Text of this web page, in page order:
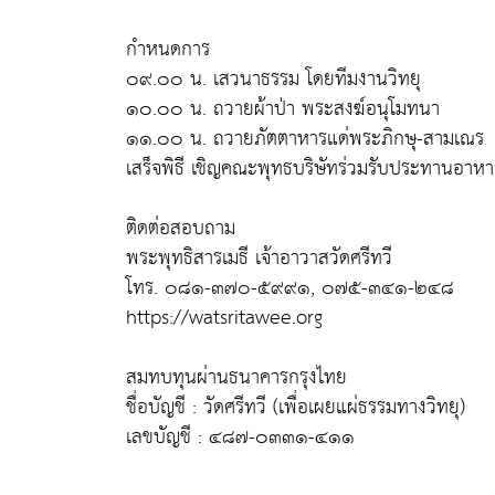
กำหนดการ
๐๙.๐๐ น. เสวนาธรรม โดยทีมงานวิทยุ
๑๐.๐๐ น. ถวายผ้าป่า พระสงฆ์อนุโมทนา
๑๑.๐๐ น. ถวายภัตตาหารแด่พระภิกษุ-สามเณร
เสร็จพิธี เชิญคณะพุทธบริษัทร่วมรับประทานอาห
ติดต่อสอบถาม
พระพุทธิสารเมธี เจ้าอาวาสวัดศรีทวี
โทร. ๐๘๑-๓๗๐-๕๙๙๑, ๐๗๕-๓๔๑-๒๔๘
https://watsritawee.org
สมทบทุนผ่านธนาคารกรุงไทย
ชื่อบัญชี : วัดศรีทวี (เพื่อเผยแผ่ธรรมทางวิทยุ)
เลขบัญชี : ๔๘๗-๐๓๓๑-๔๑๑